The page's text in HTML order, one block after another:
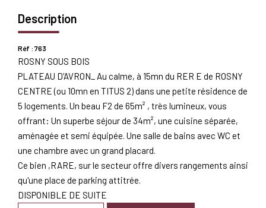
Description
Réf : 763
ROSNY SOUS BOIS
PLATEAU D'AVRON_ Au calme, à 15mn du RER E de ROSNY
CENTRE (ou 10mn en TITUS 2) dans une petite résidence de
5 logements. Un beau F2 de 65m² , très lumineux, vous
offrant: Un superbe séjour de 34m², une cuisine séparée,
aménagée et semi équipée. Une salle de bains avec WC et
une chambre avec un grand placard.
Ce bien ,RARE, sur le secteur offre divers rangements ainsi
qu'une place de parking attitrée.
DISPONIBLE DE SUITE